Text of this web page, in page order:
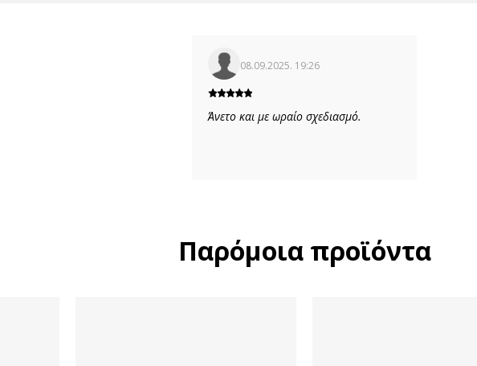
08.09.2025. 19:26
Άνετο και με ωραίο σχεδιασμό.
Παρόμοια προϊόντα